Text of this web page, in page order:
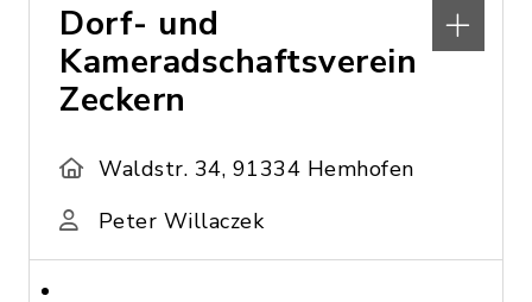
Dorf- und
Kameradschaftsverein
Zeckern
Waldstr. 34, 91334 Hemhofen
Peter Willaczek